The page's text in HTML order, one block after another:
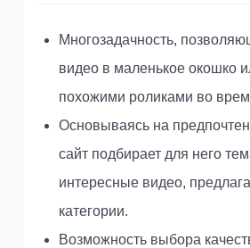
Многозадачность,
видео в маленькое окошко
похожими роликами во
Основываясь на
сайт подбирает для него
интересные видео,
категории.
Возможность выбора